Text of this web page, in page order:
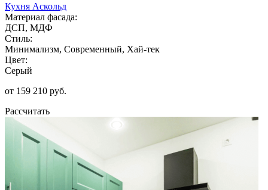
Кухня Аскольд
Материал фасада:
ДСП, МДФ
Стиль:
Минимализм, Современный, Хай-тек
Цвет:
Серый
от 159 210 руб.
Рассчитать